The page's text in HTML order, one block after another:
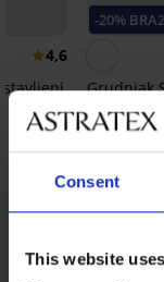
Consent
This website
4,6
-20%
Grudnjak
18,99 €
15,19 € kod:
Iz iste